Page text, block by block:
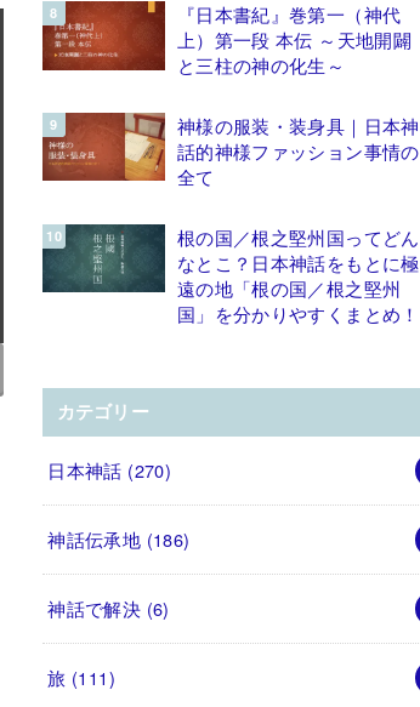
『日本書紀』巻第一（神代
上）第一段 本伝 ～天地開闢
と三柱の神の化生～
神様の服装・装身具｜日本神
話的神様ファッション事情の
全て
根の国／根之堅州国ってどん
なとこ？日本神話をもとに極
遠の地「根の国／根之堅州
国」を分かりやすくまとめ！
カテゴリー
日本神話 (270)
神話伝承地 (186)
神話で解決 (6)
旅 (111)